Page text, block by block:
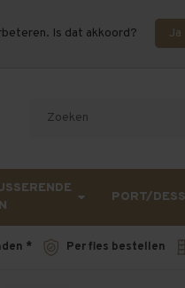
Is dat akkoord? Ja
PostNL kan uw bestelling
PORT/
* Per fles bestellen